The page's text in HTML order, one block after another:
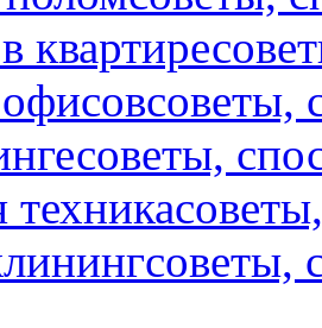
квартире
советы,
советы,
техника
советы,